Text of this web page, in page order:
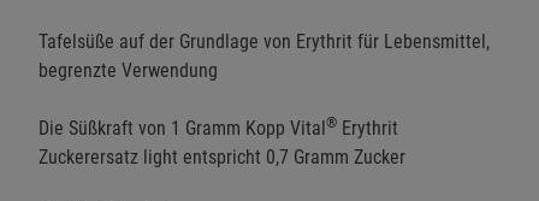
Tafelsüße auf der Grundlage von Erythrit für Lebensmittel,
begrenzte Verwendung
Die Süßkraft von 1 Gramm Kopp Vital® Erythrit
Zuckerersatz light entspricht 0,7 Gramm Zucker